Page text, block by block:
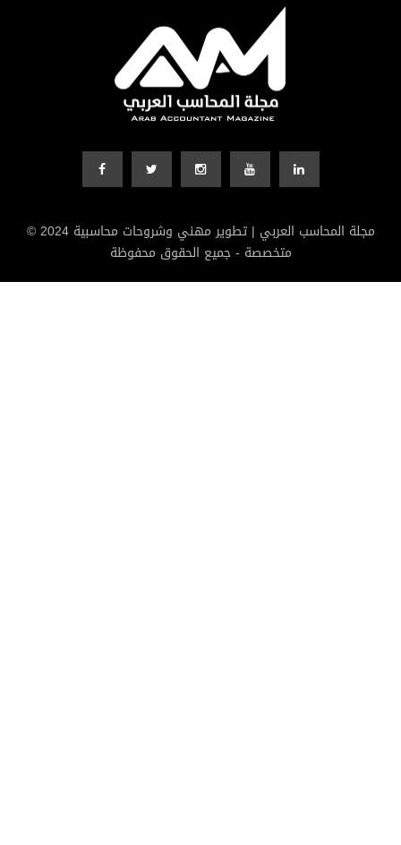
© 2024 مجلة المحاسب العربي | تطوير مهني وشروحات محاسبية
متخصصة - جميع الحقوق محفوظة